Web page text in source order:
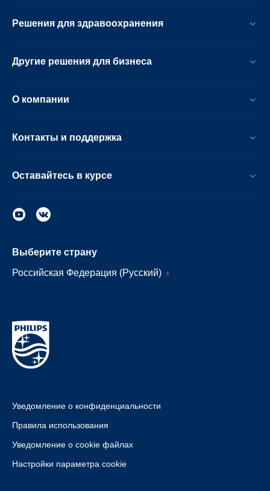
Решения для здравоохранения
Другие решения для бизнеса
О компании
Контакты и поддержка
Оставайтесь в курсе
Выберите страну
Российская Федерация (Русский)
Уведомление о конфиденциальности
Правила использования
Уведомление о cookie файлах
Настройки параметра cookie